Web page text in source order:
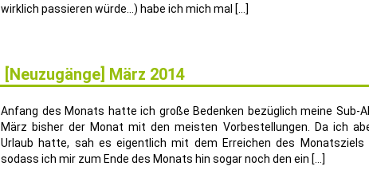
wirklich passieren würde…) habe ich mich mal […]
[Neuzugänge] März 2014
Anfang des Monats hatte ich große Bedenken bezüglich meine Sub-
März bisher der Monat mit den meisten Vorbestellungen. Da ich
Urlaub hatte, sah es eigentlich mit dem Erreichen des
sodass ich mir zum Ende des Monats hin sogar noch den ein […]